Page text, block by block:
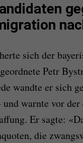
sich der
Petr
wandte er sich
warnte vor der
Er sagte:
die